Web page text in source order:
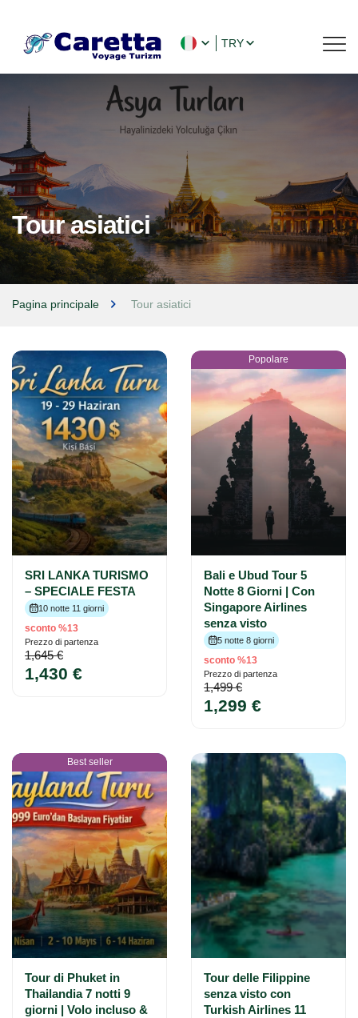
TRY
Tour asiatici
Pagina principale Tour asiatici
SRI LANKA TURISMO
– SPECIALE FESTA
10 notte 11 giorni
sconto %13
Prezzo di partenza
1,645 €
1,430 €
Popolare
Bali e Ubud Tour 5
Notte 8 Giorni | Con
Singapore Airlines
senza visto
5 notte 8 giorni
sconto %13
Prezzo di partenza
1,499 €
1,299 €
Best seller
Tour di Phuket in
Thailandia 7 notti 9
giorni | Volo incluso &
Tour delle Filippine
senza visto con
Turkish Airlines 11